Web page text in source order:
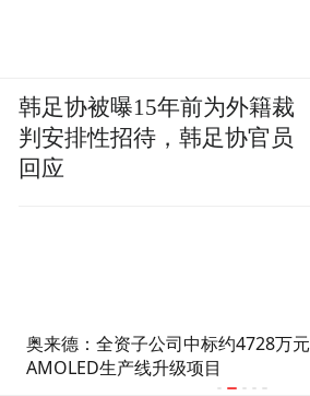
奥来德：全资子公司中标约4728万元
AMOLED生产线升级项目
韩足协被曝15年前为外籍裁
判安排性招待，韩足协官员
回应